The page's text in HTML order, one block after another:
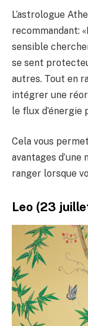
L’astrologue
recommandant:
sensible
se sent
autres. Tout en
intégrer une
le flux d’énergie
Cela vous
avantages d’une
ranger lorsque
Leo (23